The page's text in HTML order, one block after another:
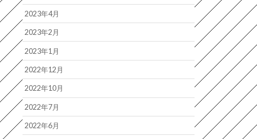
2023年4月
2023年2月
2023年1月
2022年12月
2022年10月
2022年7月
2022年6月